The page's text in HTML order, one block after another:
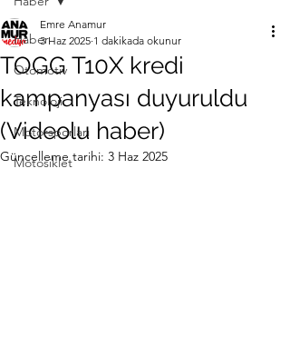
Haber
Otomotiv
Teknoloji
Motorsporları
Motosiklet
TOGG T10X kredi
kampanyası duyuruldu
(Videolu haber)
Emre Anamur
3 Haz 2025 1 dakikada okunur
Güncelleme tarihi: 3 Haz 2025